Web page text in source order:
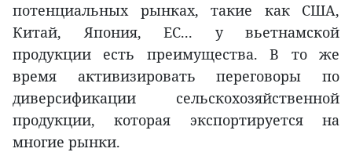
потенциальных рынках, такие как США,
Китай, Япония, ЕС... у вьетнамской
продукции есть преимущества. В то же
время активизировать переговоры по
диверсификации сельскохозяйственной
продукции, которая экспортируется на
многие рынки.